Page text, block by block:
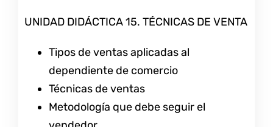
UNIDAD DIDÁCTICA 15. TÉCNICAS DE VENTA
Tipos de ventas aplicadas al
dependiente de comercio
Técnicas de ventas
Metodología que debe seguir el